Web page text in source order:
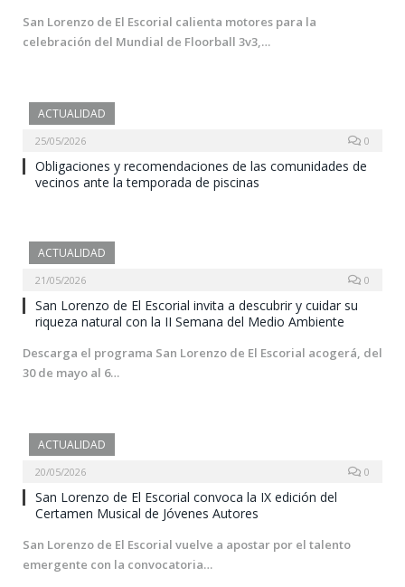
San Lorenzo de El Escorial calienta motores para la
celebración del Mundial de Floorball 3v3,…
ACTUALIDAD
25/05/2026 0
Obligaciones y recomendaciones de las comunidades de
vecinos ante la temporada de piscinas
ACTUALIDAD
21/05/2026 0
San Lorenzo de El Escorial invita a descubrir y cuidar su
riqueza natural con la II Semana del Medio Ambiente
Descarga el programa San Lorenzo de El Escorial acogerá, del
30 de mayo al 6…
ACTUALIDAD
20/05/2026 0
San Lorenzo de El Escorial convoca la IX edición del
Certamen Musical de Jóvenes Autores
San Lorenzo de El Escorial vuelve a apostar por el talento
emergente con la convocatoria…